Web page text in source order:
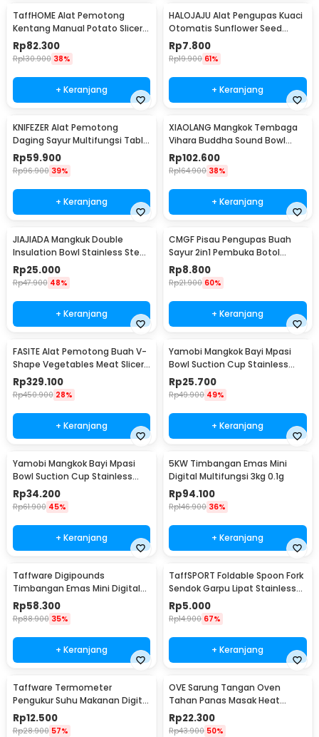
TaffHOME Alat Pemotong
Kentang Manual Potato Slicer
Easy to Clean - MD-808
Rp82.300
Rp130.900 38%
+ Keranjang
HALOJAJU Alat Pengupas Kuaci
Otomatis Sunflower Seed
Peeling Machine - HA-03
Rp7.800
Rp19.900 61%
+ Keranjang
KNIFEZER Alat Pemotong
Daging Sayur Multifungsi Table
Meat Slicer - CT03
Rp59.900
Rp96.900 39%
+ Keranjang
XIAOLANG Mangkok Tembaga
Vihara Buddha Sound Bowl
8x4.4cm - X8
Rp102.600
Rp164.900 38%
+ Keranjang
JIAJIADA Mangkuk Double
Insulation Bowl Stainless Steel
304 15cm - SGEE1
Rp25.000
Rp47.900 48%
+ Keranjang
CMGF Pisau Pengupas Buah
Sayur 2in1 Pembuka Botol
Multifunctional - CM-21
Rp8.800
Rp21.900 60%
+ Keranjang
FASITE Alat Pemotong Buah V-
Shape Vegetables Meat Slicer
Manual - 139
Rp329.100
Rp450.900 28%
+ Keranjang
Yamobi Mangkok Bayi Mpasi
Bowl Suction Cup Stainless
Steel Silikon without Lid -
SGEE5
Rp25.700
Rp49.900 49%
+ Keranjang
Yamobi Mangkok Bayi Mpasi
Bowl Suction Cup Stainless
Steel Silikon with Lid - SGEE5
Rp34.200
Rp61.900 45%
+ Keranjang
5KW Timbangan Emas Mini
Digital Multifungsi 3kg 0.1g
Rp94.100
Rp146.900 36%
+ Keranjang
Taffware Digipounds
Timbangan Emas Mini Digital
Multifungsi 500g 0.1g - EK518
Rp58.300
Rp88.900 35%
+ Keranjang
TaffSPORT Foldable Spoon Fork
Sendok Garpu Lipat Stainless
Steel 410 - SVGF2
Rp5.000
Rp14.900 67%
+ Keranjang
Taffware Termometer
Pengukur Suhu Makanan Digital
Daging Kopi Susu - TP101
Rp12.500
Rp28.900 57%
OVE Sarung Tangan Oven
Tahan Panas Masak Heat
Resistant Gloves - 540F
Rp22.300
Rp43.900 50%